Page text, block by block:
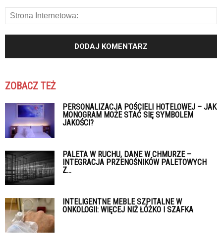
ZOBACZ TEŻ
PERSONALIZACJA POŚCIELI HOTELOWEJ – JAK
MONOGRAM MOŻE STAĆ SIĘ SYMBOLEM
JAKOŚCI?
PALETA W RUCHU, DANE W CHMURZE –
INTEGRACJA PRZENOŚNIKÓW PALETOWYCH
Z...
INTELIGENTNE MEBLE SZPITALNE W
ONKOLOGII: WIĘCEJ NIŻ ŁÓŻKO I SZAFKA